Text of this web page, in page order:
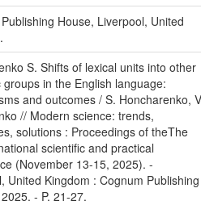
House, Liverpool, United
S. Shifts of lexical units into other
groups in the English language:
and outcomes / S. Honcharenko,
// Modern science: trends,
solutions : Proceedings of theThe
scientific and practical
(November 13-15, 2025). -
United Kingdom : Cognum Publishing
- P. 21-27.